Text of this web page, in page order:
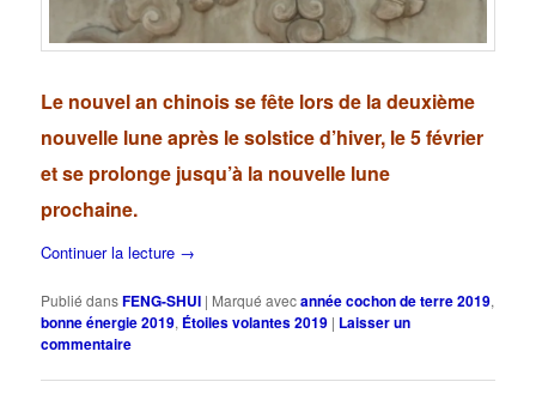
Le nouvel an chinois se fête lors de la deuxième
nouvelle lune après le solstice d’hiver, le 5 février
et se prolonge jusqu’à la nouvelle lune
prochaine.
Continuer la lecture →
Publié dansFENG-SHUI | Marqué avecannée cochon de terre 2019,
bonne énergie 2019, Étoiles volantes 2019 | Laisser un
commentaire